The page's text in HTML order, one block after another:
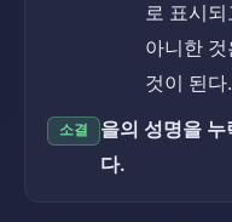
로 표시
아니한
것이 된다.
소결
을의 성명을
다.